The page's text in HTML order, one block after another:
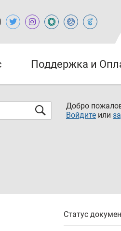
Поддержка и
Добро
Войдите или
Статус